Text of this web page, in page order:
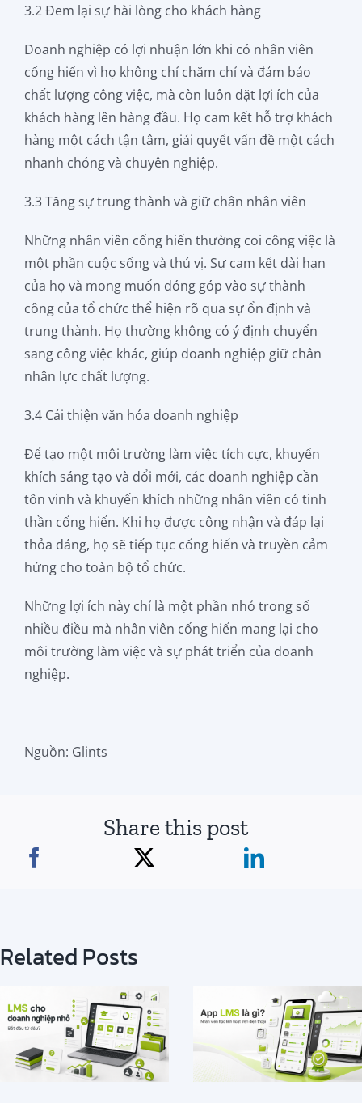
3.2 Đem lại sự hài lòng cho khách hàng
Doanh nghiệp có lợi nhuận lớn khi có nhân viên
cống hiến vì họ không chỉ chăm chỉ và đảm bảo
chất lượng công việc, mà còn luôn đặt lợi ích của
khách hàng lên hàng đầu. Họ cam kết hỗ trợ khách
hàng một cách tận tâm, giải quyết vấn đề một cách
nhanh chóng và chuyên nghiệp.
3.3 Tăng sự trung thành và giữ chân nhân viên
Những nhân viên cống hiến thường coi công việc là
một phần cuộc sống và thú vị. Sự cam kết dài hạn
của họ và mong muốn đóng góp vào sự thành
công của tổ chức thể hiện rõ qua sự ổn định và
trung thành. Họ thường không có ý định chuyển
sang công việc khác, giúp doanh nghiệp giữ chân
nhân lực chất lượng.
3.4 Cải thiện văn hóa doanh nghiệp
Để tạo một môi trường làm việc tích cực, khuyến
khích sáng tạo và đổi mới, các doanh nghiệp cần
tôn vinh và khuyến khích những nhân viên có tinh
thần cống hiến. Khi họ được công nhận và đáp lại
thỏa đáng, họ sẽ tiếp tục cống hiến và truyền cảm
hứng cho toàn bộ tổ chức.
Những lợi ích này chỉ là một phần nhỏ trong số
nhiều điều mà nhân viên cống hiến mang lại cho
môi trường làm việc và sự phát triển của doanh
nghiệp.
Nguồn: Glints
Share this post
Related Posts